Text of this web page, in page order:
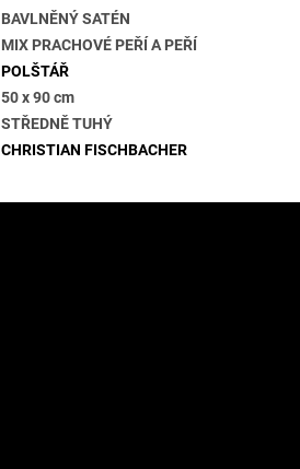
BAVLNĚNÝ SATÉN
MIX PRACHOVÉ PEŘÍ A PEŘÍ
POLŠTÁŘ
50 x 90 cm
STŘEDNĚ TUHÝ
CHRISTIAN FISCHBACHER